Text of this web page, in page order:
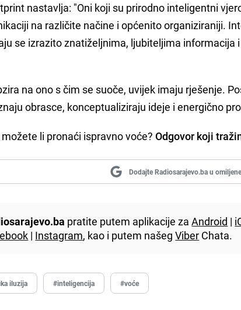
nastavlja: "Oni koji su prirodno inteligentni
na različite načine i općenito organiziraniji.
se izrazito znatiželjnima, ljubiteljima informacija
na ono s čim se suoče, uvijek imaju rješenje.
obrasce, konceptualiziraju ideje i energično
možete li pronaći ispravno voće? Odgovor koji
Dodajte Radiosarajevo.ba u
pratite putem aplikacije zaAndroid |
| Instagram, kao i putem našegViber Chata.
iluzija #inteligencija #voće